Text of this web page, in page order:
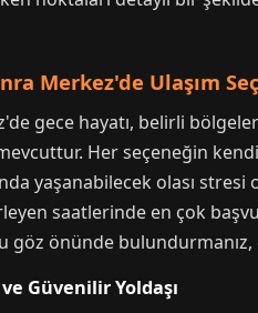
Merkez'de Ulaşım
gece hayatı, belirli
Her seçeneğin
yaşanabilecek olası
saatlerinde en çok
önünde bulundurmanız,
Güvenilir Yoldaşı